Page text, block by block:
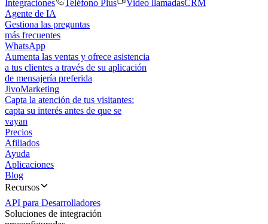
Integraciones
Teléfono Plus Video llamadasCRM
Agente de IA
Gestiona las preguntas
más frecuentes
WhatsApp
Aumenta las ventas y ofrece asistencia
a tus clientes a través de su aplicación
de mensajería preferida
JivoMarketing
Capta la atención de tus visitantes:
capta su interés antes de que se
vayan
Precios
Afiliados
Ayuda
Aplicaciones
Blog
Recursos
API para Desarrolladores
Soluciones de integración